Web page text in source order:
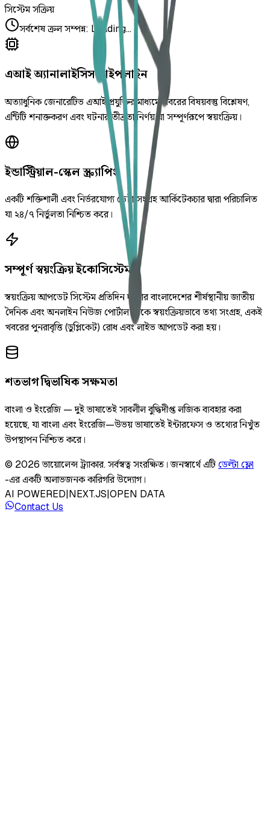
সিস্টেম সক্রিয়
সর্বশেষ ক্রল সম্পন্ন: Loading...
এআই অ্যানালাইসিস পাইপলাইন
অত্যাধুনিক জেনারেটিভ এআই প্রযুক্তির মাধ্যমে খবরের বিষয়বস্তু বিশ্লেষণ,
এন্টিটি শনাক্তকরণ এবং ঘটনার তীব্রতা নির্ণয় যা সম্পূর্ণরূপে স্বয়ংক্রিয়।
ইন্ডাস্ট্রিয়াল-স্কেল স্ক্র্যাপিং
একটি শক্তিশালী এবং নির্ভরযোগ্য ডেটা সংগ্রহ আর্কিটেকচার দ্বারা পরিচালিত
যা ২৪/৭ নির্ভুলতা নিশ্চিত করে।
সম্পূর্ণ স্বয়ংক্রিয় ইকোসিস্টেম
স্বয়ংক্রিয় আপডেট সিস্টেম প্রতিদিন দুইবার বাংলাদেশের শীর্ষস্থানীয় জাতীয়
দৈনিক এবং অনলাইন নিউজ পোর্টাল থেকে স্বয়ংক্রিয়ভাবে তথ্য সংগ্রহ, একই
খবরের পুনরাবৃত্তি (ডুপ্লিকেট) রোধ এবং লাইভ আপডেট করা হয়।
শতভাগ দ্বিভাষিক সক্ষমতা
বাংলা ও ইংরেজি — দুই ভাষাতেই সাবলীল বুদ্ধিদীপ্ত লজিক ব্যবহার করা
হয়েছে, যা বাংলা এবং ইংরেজি—উভয় ভাষাতেই ইন্টারফেস ও তথ্যের নিখুঁত
উপস্থাপন নিশ্চিত করে।
© 2026 ভায়োলেন্স ট্র্যাকার.সর্বস্বত্ব সংরক্ষিত। জনস্বার্থে এটিডেল্টা ফ্লো
-এর একটি অলাভজনক কারিগরি উদ্যোগ।
AI POWERED|NEXT.JS|OPEN DATA
Contact Us